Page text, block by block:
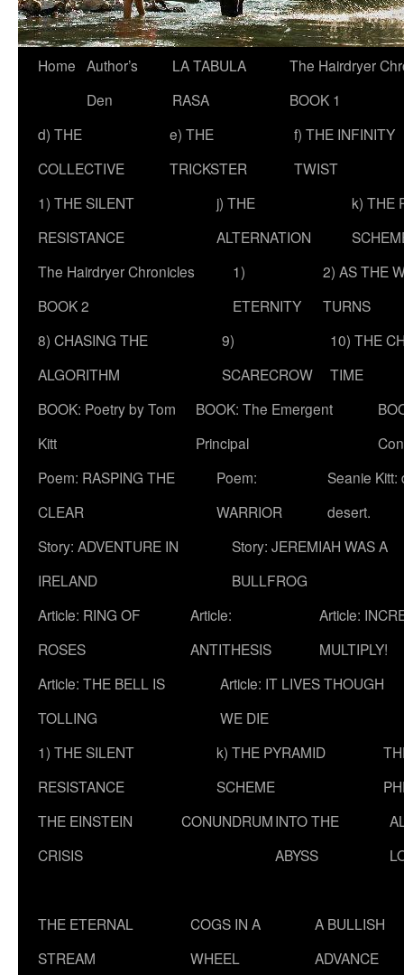
Skip
content
Home Author’s
Den
LA TABULA
RASA
The Hairdryer
BOOK 1
d) THE
COLLECTIVE
e) THE
TRICKSTER
f) THE INFINITY
TWIST
1) THE SILENT
RESISTANCE
j) THE
ALTERNATION
k) THE
The Hairdryer Chronicles
BOOK 2
1)
ETERNITY
2) AS THE
TURNS
8) CHASING THE
ALGORITHM
9)
SCARECROW
10) THE
TIME
BOOK: Poetry by Tom
Kitt
BOOK: The Emergent
Principal
Poem: RASPING THE
CLEAR
Poem:
WARRIOR
Seanie Kitt:
desert.
Story: ADVENTURE IN
IRELAND
Story: JEREMIAH WAS A
BULLFROG
Article: RING OF
ROSES
Article:
ANTITHESIS
Article:
MULTIPLY!
Article: THE BELL IS
TOLLING
Article: IT LIVES THOUGH
WE DIE
1) THE SILENT
RESISTANCE
k) THE PYRAMID
SCHEME
THE EINSTEIN
CRISIS
CONUNDRUMINTO THE
ABYSS
THE ETERNAL
STREAM
COGS IN A
WHEEL
A BULLISH
ADVANCE